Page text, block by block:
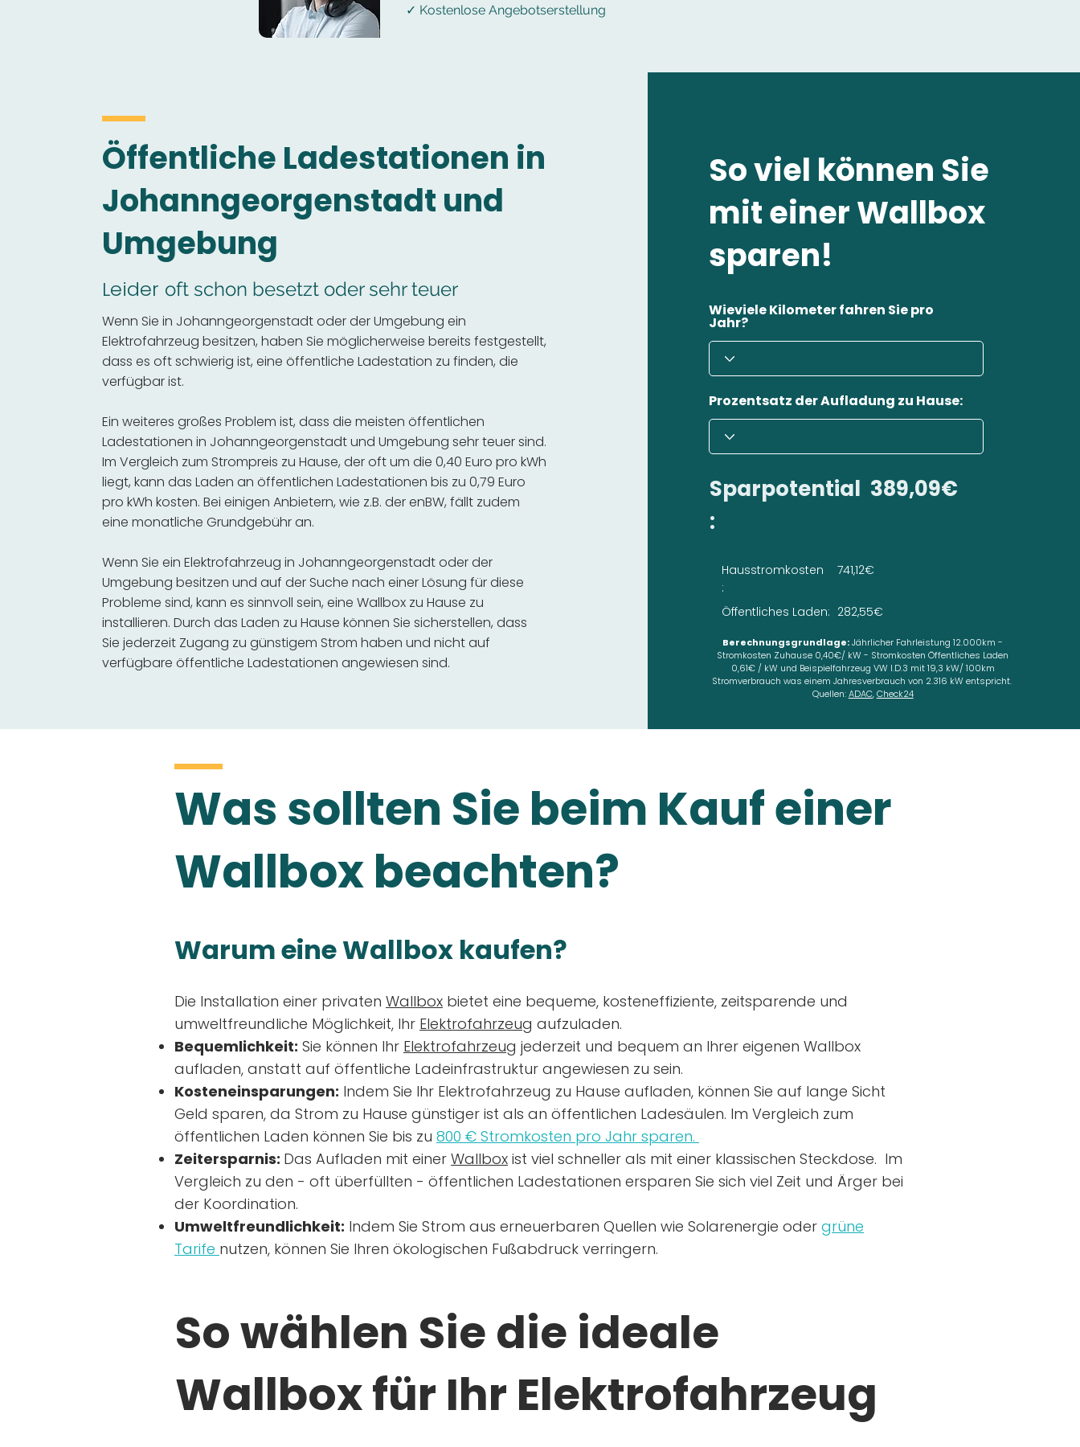
✓ Kostenlose Angebotserstellung
Öffentliche Ladestationen in
Johanngeorgenstadt und
Umgebung
Leider oft schon besetzt oder sehr teuer
Wenn Sie in Johanngeorgenstadt oder der Umgebung ein
Elektrofahrzeug besitzen, haben Sie möglicherweise bereits festgestellt,
dass es oft schwierig ist, eine öffentliche Ladestation zu finden, die
verfügbar ist.
Ein weiteres großes Problem ist, dass die meisten öffentlichen
Ladestationen in Johanngeorgenstadt und Umgebung sehr teuer sind.
Im Vergleich zum Strompreis zu Hause, der oft um die 0,40 Euro pro kWh
liegt, kann das Laden an öffentlichen Ladestationen bis zu 0,79 Euro
pro kWh kosten. Bei einigen Anbietern, wie z.B. der enBW, fällt zudem
eine monatliche Grundgebühr an.
Wenn Sie ein Elektrofahrzeug in Johanngeorgenstadt oder der
Umgebung besitzen und auf der Suche nach einer Lösung für diese
Probleme sind, kann es sinnvoll sein, eine Wallbox zu Hause zu
installieren. Durch das Laden zu Hause können Sie sicherstellen, dass
Sie jederzeit Zugang zu günstigem Strom haben und nicht auf
verfügbare öffentliche Ladestationen angewiesen sind.
So viel können Sie
mit einer Wallbox
sparen!
Wieviele Kilometer fahren Sie pro
Jahr?
Prozentsatz der Aufladung zu Hause:
Sparpotential
:
389,09€
Hausstromkosten
:
Öffentliches Laden:
741,12€
282,55€
Berechnungsgrundlage:Jährlicher Fahrleistung 12.000km -
Stromkosten Zuhause 0,40€/ kW - Stromkosten Öffentliches Laden
0,61€ / kW und Beispielfahrzeug VW I.D.3 mit 19,3 kW/ 100km
Stromverbrauch was einem Jahresverbrauch von 2.316 kW entspricht.
Quellen:ADAC,Check24
Was sollten Sie beim Kauf einer
Wallbox beachten?
Warum eine Wallbox kaufen?
Die Installation einer privaten Wallbox bietet eine bequeme, kosteneffiziente, zeitsparende und
umweltfreundliche Möglichkeit, Ihr Elektrofahrzeug aufzuladen.
Bequemlichkeit: Sie können Ihr Elektrofahrzeug jederzeit und bequem an Ihrer eigenen Wallbox
aufladen, anstatt auf öffentliche Ladeinfrastruktur angewiesen zu sein.
Kosteneinsparungen: Indem Sie Ihr Elektrofahrzeug zu Hause aufladen, können Sie auf lange Sicht
Geld sparen, da Strom zu Hause günstiger ist als an öffentlichen Ladesäulen. Im Vergleich zum
öffentlichen Laden können Sie bis zu 800 € Stromkosten pro Jahr sparen.
Zeitersparnis: Das Aufladen mit einer Wallbox ist viel schneller als mit einer klassischen Steckdose. Im
Vergleich zu den - oft überfüllten - öffentlichen Ladestationen ersparen Sie sich viel Zeit und Ärger bei
der Koordination.
Umweltfreundlichkeit: Indem Sie Strom aus erneuerbaren Quellen wie Solarenergie oder grüne
Tarife nutzen, können Sie Ihren ökologischen Fußabdruck verringern.
So wählen Sie die ideale
Wallbox für Ihr Elektrofahrzeug